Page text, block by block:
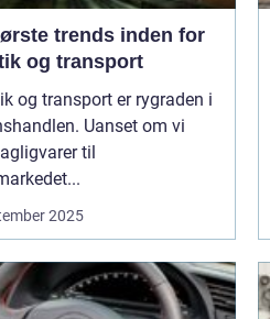
trends inden for
og transport
og transport er rygraden i
Uanset om vi
til
2025